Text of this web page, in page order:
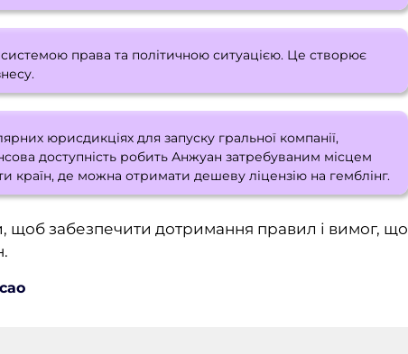
права та політичною ситуацією. Це створює
юрисдикціях для запуску гральної компанії,
доступність робить Анжуан затребуваним місцем
країн, де можна отримати дешеву ліцензію на гемблінг.
щоб забезпечити дотримання правил і вимог, що